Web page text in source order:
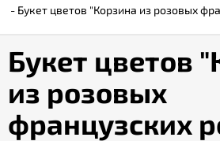
Возврат
Гарантии
Акции
- Букет цветов "Корзина из розовых
Букет цветов
из розовых
французских